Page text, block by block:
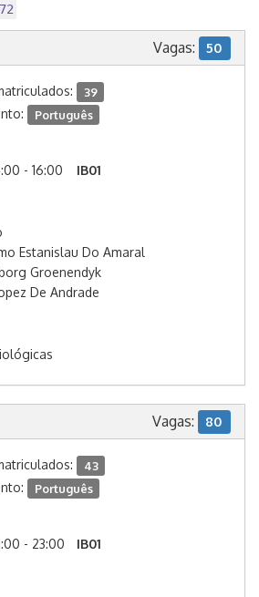
Vagas: 50
39
Português
- 16:00
IB01
Estanislau Do Amaral
Groenendyk
De Andrade
Vagas: 80
43
Português
- 23:00
IB01